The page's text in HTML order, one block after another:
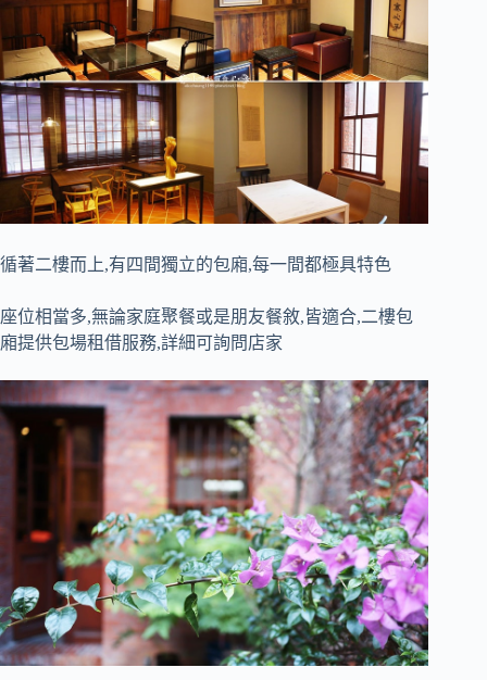
循著二樓而上,有四間獨立的包廂,每一間都極具特色
座位相當多,無論家庭聚餐或是朋友餐敘,皆適合,二樓包
廂提供包場租借服務,詳細可詢問店家